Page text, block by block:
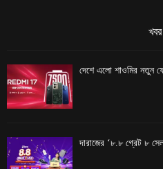
খবর
দেশে এলো শাওমির নতুন
দারাজের ‘৮.৮ গ্রেট ৮